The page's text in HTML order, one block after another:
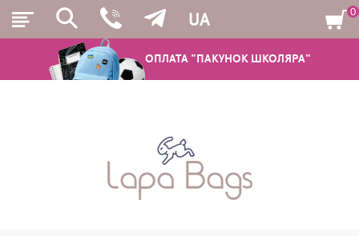
ОПЛАТА "ПАКУНОК ШКОЛЯРА"
UA
ШКІЛЬНІ РЮКЗАКИ ТА РАНЦІ
0